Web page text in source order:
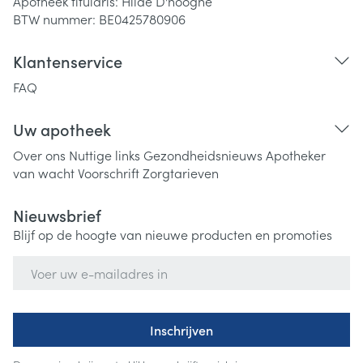
BTW nummer: BE0425780906
Klantenservice
FAQ
Uw apotheek
Over ons Nuttige links Gezondheidsnieuws Apotheker
van wachtVoorschriftZorgtarieven
Nieuwsbrief
Blijf op de hoogte van nieuwe producten en promoties
Inschrijven